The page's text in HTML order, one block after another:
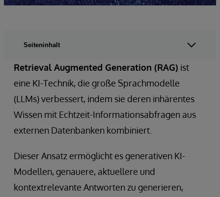
Retrieval Augmented Generation (RAG) ist
eine KI-Technik, die große Sprachmodelle
(LLMs) verbessert, indem sie deren inhärentes
Wissen mit Echtzeit-Informationsabfragen aus
externen Datenbanken kombiniert.
Dieser Ansatz ermöglicht es generativen KI-
Modellen, genauere, aktuellere und
kontextrelevante Antworten zu generieren,
Seiteninhalt